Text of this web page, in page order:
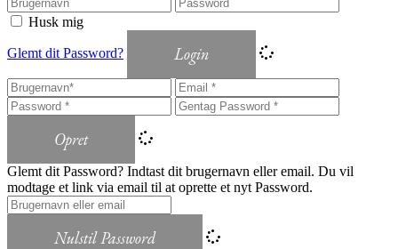
Husk mig
Glemt dit Password? Login
Opret
Glemt dit Password? Indtast dit brugernavn eller email. Du vil
modtage et link via email til at oprette et nyt Password.
Nulstil Password